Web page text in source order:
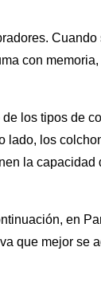
con
los tipos de
lado, los
la capacidad
en
que mejor se